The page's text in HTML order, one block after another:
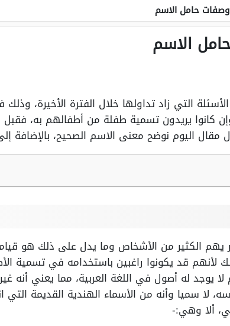
حامل الاسم
الاسم
التي زاد تداولها خلال الفترة الأخيرة،
كانوا يريدون تسمية طفلة من أطفالهم به،
مقال اليوم نوضح معنى الاسم الصحيح، بالإضافة
الكثير من الأشخاص وما يدل على ذلك هو
لأنهم قد يكونوا راغبين باستخدامه في تسمية
يوجد له أصول في اللغة العربية، مما يعني أنه غير
سميا وأنه من الأسماء الهندية القديمة التي
ألا وهي:-